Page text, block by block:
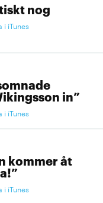
nog
i iTunes
in”
i iTunes
kommer åt
i iTunes